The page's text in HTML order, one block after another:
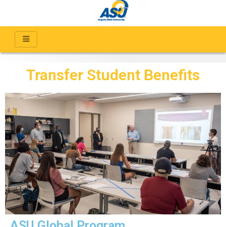
Transfer Student Benefits